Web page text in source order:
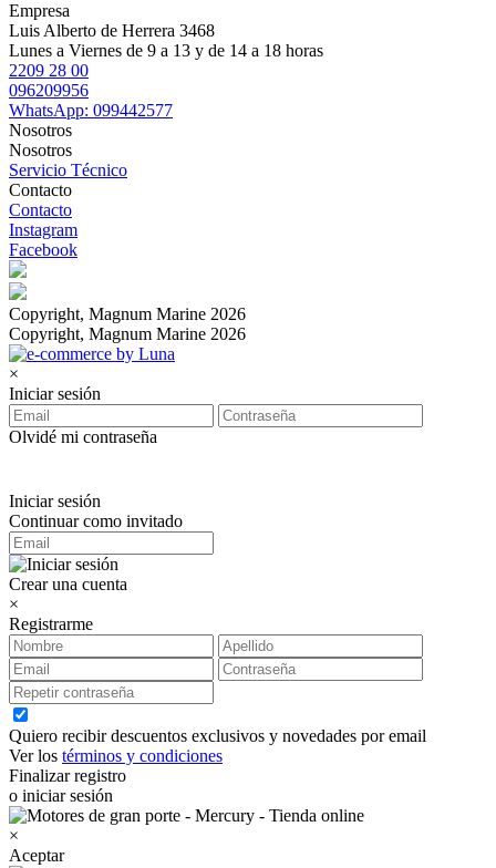
Empresa
Luis Alberto de Herrera 3468
Lunes a Viernes de 9 a 13 y de 14 a 18 horas
2209 28 00
096209956
WhatsApp: 099442577
Nosotros
Nosotros
Servicio Técnico
Contacto
Contacto
Instagram
Facebook
Copyright, Magnum Marine 2026
Copyright, Magnum Marine 2026
×
Iniciar sesión
Olvidé mi contraseña
Iniciar sesión
Continuar como invitado
Crear una cuenta
×
Registrarme
Quiero recibir descuentos exclusivos y novedades por email
Ver los términos y condiciones
Finalizar registro
o iniciar sesión
×
Aceptar